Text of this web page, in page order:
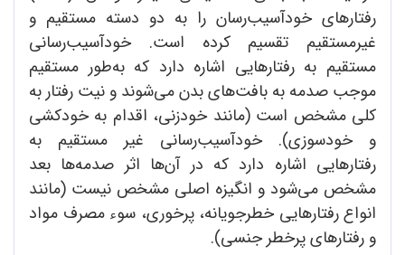
رفتارهای خودآسیب‌رسان را به دو دسته مستقیم و
غیرمستقیم تقسیم کرده است. خود‌آسیب‌رسانی
مستقیم به رفتارهایی اشاره دارد که به‌طور مستقیم
موجب صدمه به بافت‌های بدن می‌شوند و نیت رفتار به
کلی مشخص است (مانند خودزنی، اقدام به خودکشی
و خودسوزی). خود‌آسیب‌رسانی غیر مستقیم به
رفتارهایی اشاره دارد که در آن‌ها اثر صدمه‌ها بعد
مشخص می‌شود و انگیزه اصلی مشخص نیست (مانند
انواع رفتارهایی خطر‌جویانه، پرخوری، سوء مصرف مواد
و رفتارهای پرخطر جنسی).